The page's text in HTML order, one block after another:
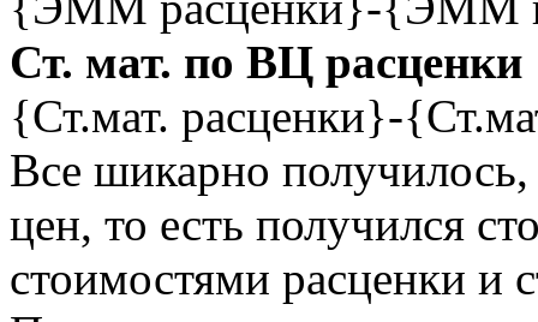
Ст. мат. по ВЦ расценки
{Ст.мат. расценки}-
Все шикарно
цен, то есть получился
стоимостями расценки и